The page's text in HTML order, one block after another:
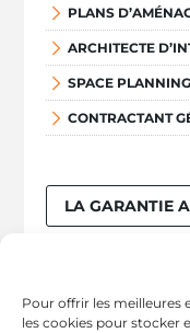
Pour offrir les meilleures
les cookies pour stocker
PLANS
ARCHITECTE
SPACE PLANNING
CONTRACTANT
LA GARANTIE
Cloison amovible